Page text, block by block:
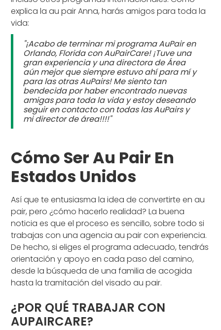
explica la au pair Anna, harás amigos para toda la
vida:
"¡Acabo de terminar mi programa AuPair en
Orlando, Florida con AuPairCare! ¡Tuve una
gran experiencia y una directora de Área
aún mejor que siempre estuvo ahí para mí y
para las otras AuPairs! Me siento tan
bendecida por haber encontrado nuevas
amigas para toda la vida y estoy deseando
seguir en contacto con todas las AuPairs y
mi director de área!!!!"
Cómo Ser Au Pair En
Estados Unidos
Así que te entusiasma la idea de convertirte en au
pair, pero ¿cómo hacerlo realidad? La buena
noticia es que el proceso es sencillo, sobre todo si
trabajas con una agencia au pair con experiencia.
De hecho, si eliges el programa adecuado, tendrás
orientación y apoyo en cada paso del camino,
desde la búsqueda de una familia de acogida
hasta la tramitación del visado au pair.
¿POR QUÉ TRABAJAR CON
AUPAIRCARE?